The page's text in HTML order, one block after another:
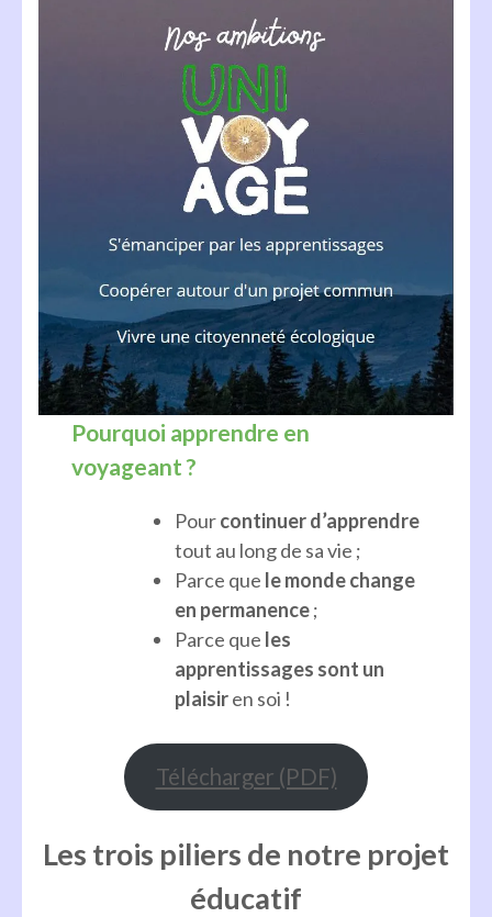
Pourquoi apprendre en
voyageant ?
Pourcontinuer d’apprendre
tout au long de sa vie ;
Parce que le monde change
en permanence;
Parce que les
apprentissages sont un
plaisiren soi !
Télécharger (PDF)
Les trois piliers de notre projet
éducatif